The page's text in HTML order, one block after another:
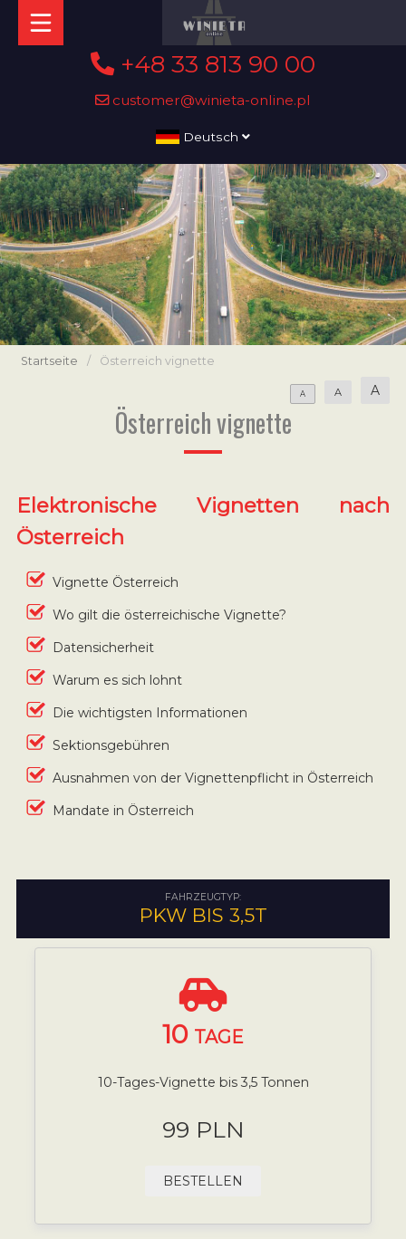
+48 33 813 90 00
customer@winieta-online.pl
Deutsch
Startseite / Österreich vignette
A A A
Österreich vignette
Elektronische Vignetten nach
Österreich
Vignette Österreich
Wo gilt die österreichische Vignette?
Datensicherheit
Warum es sich lohnt
Die wichtigsten Informationen
Sektionsgebühren
Ausnahmen von der Vignettenpflicht in Österreich
Mandate in Österreich
FAHRZEUGTYP:
PKW BIS 3,5T
10 TAGE
10-Tages-Vignette bis 3,5 Tonnen
99 PLN
BESTELLEN